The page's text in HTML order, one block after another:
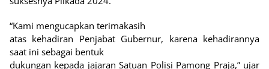
“Kami mengucapkan terimakasih
atas kehadiran Penjabat Gubernur, karena kehadirannya
saat ini sebagai bentuk
dukungan kepada jajaran Satuan Polisi Pamong Praja,” ujar